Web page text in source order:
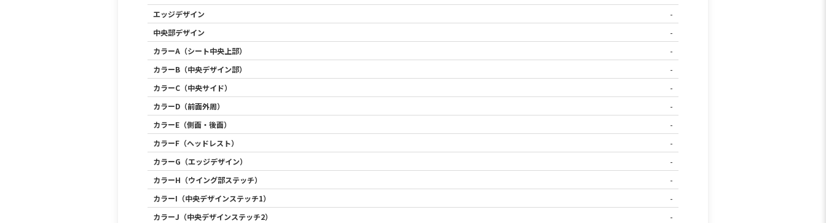
エッジデザイン
-
中央部デザイン
-
カラーA（シート中央上部）
-
カラーB（中央デザイン部）
-
カラーC（中央サイド）
-
カラーD（前面外周）
-
カラーE（側面・後面）
-
カラーF（ヘッドレスト）
-
カラーG（エッジデザイン）
-
カラーH（ウイング部ステッチ）
-
カラーI（中央デザインステッチ1）
-
カラーJ（中央デザインステッチ2）
-